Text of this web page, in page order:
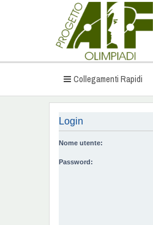
Collegamenti Rapidi
Login
Nome utente:
Password: